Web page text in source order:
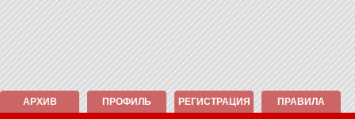
АРХИВ ПРОФИЛЬ РЕГИСТРАЦИЯ ПРАВИЛА